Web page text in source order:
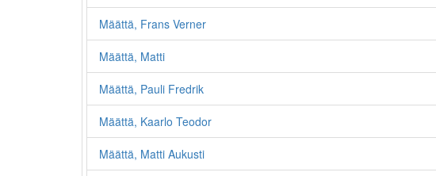
Määttä, Frans Verner
Määttä, Matti
Määttä, Pauli Fredrik
Määttä, Kaarlo Teodor
Määttä, Matti Aukusti